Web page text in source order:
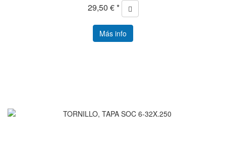
29,50 € *
Más info